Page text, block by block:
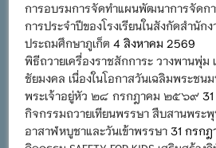
การอบรมการจัดทำแผนพัฒนาการจัดก
การประจำปีของโรงเรียนในสังกัดสำนัก
ประถมศึกษาภูเก็ต 4 สิงหาคม 2569
พิธีถวายเครื่องราชสักการะ วางพานพุ่ม
ชัยมงคล เนื่องในโอกาสวันเฉลิมพระชน
พระเจ้าอยู่หัว ๒๘ กรกฎาคม ๒๕๖๙
กิจกรรมถวายเทียนพรรษา สืบสานพระพุ
อาสาฬหบูชาและวันเข้าพรรษา 31 กรก